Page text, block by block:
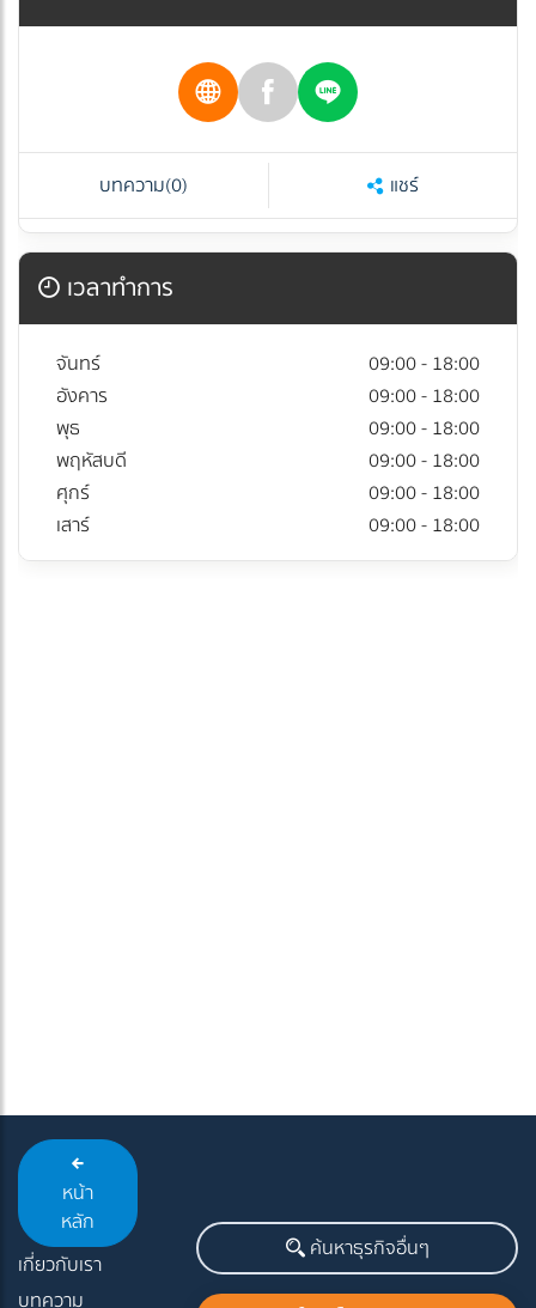
บทความ(0) แชร์
เวลาทำการ
จันทร์
09:00 - 18:00
อังคาร
09:00 - 18:00
พุธ
09:00 - 18:00
พฤหัสบดี
09:00 - 18:00
ศุกร์
09:00 - 18:00
เสาร์
09:00 - 18:00
หน้า
หลัก
เกี่ยวกับเรา
บทความ
ค้นหาธุรกิจอื่นๆ